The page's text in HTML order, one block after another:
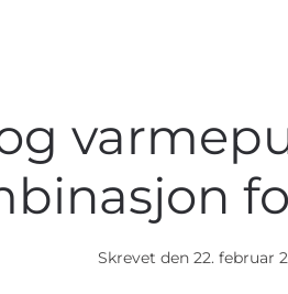
Skrevet den 22. februar